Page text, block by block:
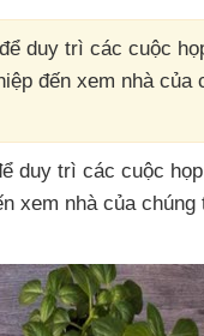
duy trì các cuộc
đến xem nhà của
duy trì các cuộc
xem nhà của chúng